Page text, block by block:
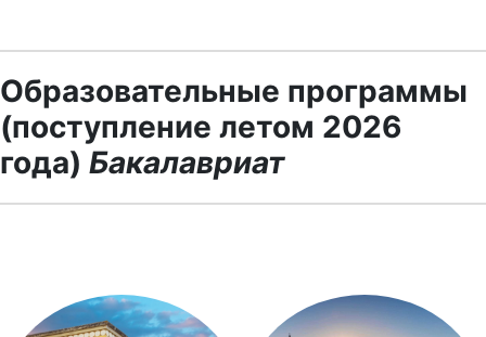
Образовательные программы
(поступление летом 2026
года) Бакалавриат